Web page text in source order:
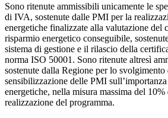
Sono ritenute ammissibili unicamente le
di IVA, sostenute dalle PMI per la
energetiche finalizzate alla valutazione del
risparmio energetico conseguibile,
sistema di gestione e il rilascio della
norma ISO 50001. Sono ritenute altresì
sostenute dalla Regione per lo
sensibilizzazione delle PMI
energetiche, nella misura massima del
realizzazione del programma.